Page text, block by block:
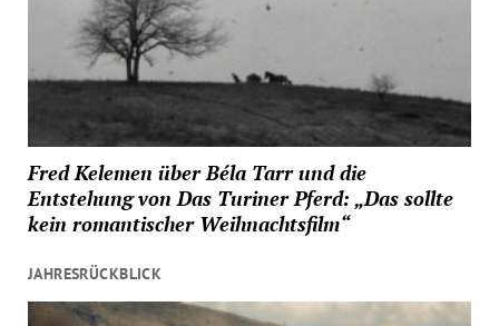
Fred Kelemen über Béla Tarr und die
Entstehung von Das Turiner Pferd: „Das sollte
kein romantischer Weihnachtsfilm“
JAHRESRÜCKBLICK